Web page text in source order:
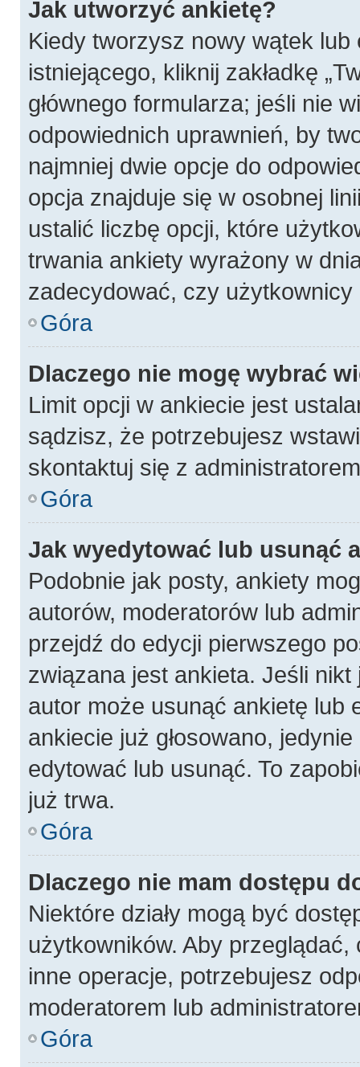
Jak utworzyć ankietę?
Kiedy tworzysz nowy wątek
istniejącego, kliknij zakładkę
głównego formularza; jeśli nie
odpowiednich uprawnień, by
najmniej dwie opcje do
opcja znajduje się w osobnej
ustalić liczbę opcji, które
trwania ankiety wyrażony w
zadecydować, czy użytkownicy
Góra
Dlaczego nie mogę wybrać
Limit opcji w ankiecie jest
sądzisz, że potrzebujesz
skontaktuj się z
Góra
Jak wyedytować lub usunąć
Podobnie jak posty, ankiety
autorów, moderatorów lub
przejdź do edycji pierwszego
związana jest ankieta. Jeśli nikt
autor może usunąć ankietę lub
ankiecie już głosowano,
edytować lub usunąć. To
już trwa.
Góra
Dlaczego nie mam dostępu
Niektóre działy mogą być
użytkowników. Aby
inne operacje, potrzebujesz
moderatorem lub
Góra